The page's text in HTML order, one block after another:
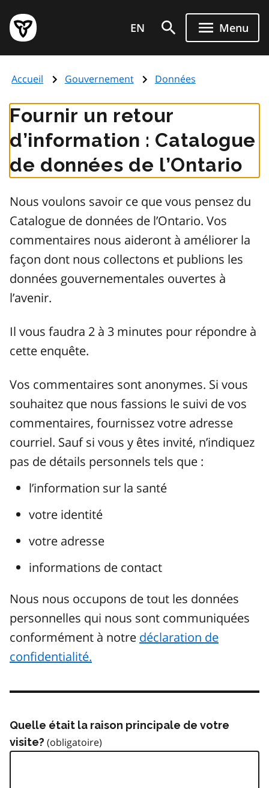
au
contenu
principal
Page
d'accueil
de
EN Menu
Accueil Gouvernement Données
Fournir un retour
d’information : Catalogue
de données de l’Ontario
Nous voulons savoir ce que vous pensez du
Catalogue de données de l’Ontario. Vos
commentaires nous aideront à améliorer la
façon dont nous collectons et publions les
données gouvernementales ouvertes à
l’avenir.
Il vous faudra 2 à 3 minutes pour répondre à
cette enquête.
Vos commentaires sont anonymes. Si vous
souhaitez que nous fassions le suivi de vos
commentaires, fournissez votre adresse
courriel. Sauf si vous y êtes invité, n’indiquez
pas de détails personnels tels que :
l’information sur la santé
votre identité
votre adresse
informations de contact
Nous nous occupons de tout les données
personnelles qui nous sont communiquées
conformément à notre déclaration de
confidentialité.
Quelle était la raison principale de votre
visite?